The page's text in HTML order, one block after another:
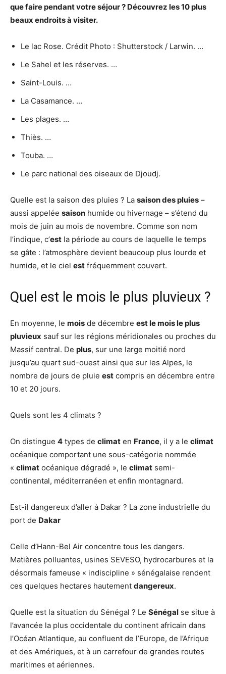
que faire pendant votre séjour ? Découvrez les 10 plus
beaux endroits à visiter.
Le lac Rose. Crédit Photo : Shutterstock / Larwin. …
Le Sahel et les réserves. …
Saint-Louis. …
La Casamance. …
Les plages. …
Thiès. …
Touba. …
Le parc national des oiseaux de Djoudj.
Quelle est la saison des pluies ? La saison des pluies –
aussi appelée saison humide ou hivernage – s’étend du
mois de juin au mois de novembre. Comme son nom
l’indique, c’est la période au cours de laquelle le temps
se gâte : l’atmosphère devient beaucoup plus lourde et
humide, et le ciel est fréquemment couvert.
Quel est le mois le plus pluvieux ?
En moyenne, le mois de décembre est le mois le plus
pluvieux sauf sur les régions méridionales ou proches du
Massif central. De plus, sur une large moitié nord
jusqu’au quart sud-ouest ainsi que sur les Alpes, le
nombre de jours de pluie est compris en décembre entre
10 et 20 jours.
Quels sont les 4 climats ?
On distingue 4 types de climat en France, il y a le climat
océanique comportant une sous-catégorie nommée
« climat océanique dégradé », le climat semi-
continental, méditerranéen et enfin montagnard.
Est-il dangereux d’aller à Dakar ? La zone industrielle du
port de Dakar
Celle d’Hann-Bel Air concentre tous les dangers.
Matières polluantes, usines SEVESO, hydrocarbures et la
désormais fameuse « indiscipline » sénégalaise rendent
ces quelques hectares hautement dangereux.
Quelle est la situation du Sénégal ? Le Sénégal se situe à
l’avancée la plus occidentale du continent africain dans
l’Océan Atlantique, au confluent de l’Europe, de l’Afrique
et des Amériques, et à un carrefour de grandes routes
maritimes et aériennes.